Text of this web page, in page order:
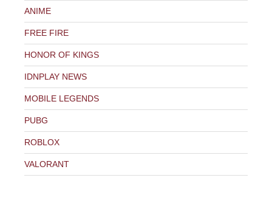
ANIME
FREE FIRE
HONOR OF KINGS
IDNPLAY NEWS
MOBILE LEGENDS
PUBG
ROBLOX
VALORANT